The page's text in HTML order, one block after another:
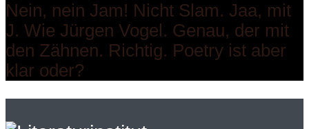
Nein, nein Jam! Nicht Slam. Jaa, mit
J. Wie Jürgen Vogel. Genau, der mit
den Zähnen. Richtig. Poetry ist aber
klar oder?